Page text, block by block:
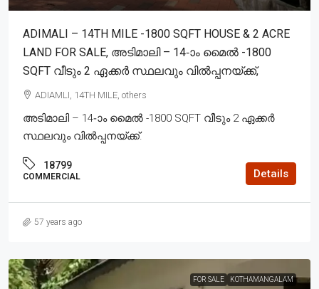
ADIMALI – 14TH MILE -1800 SQFT HOUSE & 2 ACRE
LAND FOR SALE, അടിമാലി – 14-ാം മൈൽ -1800
SQFT വീടും 2 ഏക്കർ സ്ഥലവും വിൽപ്പനയ്ക്ക്,
ADIAMLI, 14TH MILE, others
അടിമാലി – 14-ാം മൈൽ -1800 SQFT വീടും 2 ഏക്കർ
സ്ഥലവും വിൽപ്പനയ്ക്ക്.
18799
COMMERCIAL Details
57 years ago
FOR SALE KOTHAMANGALAM